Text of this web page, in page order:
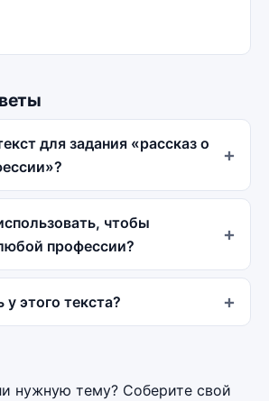
для задания «рассказ о
чтобы
профессии?
у этого текста?
нужную тему? Соберите свой